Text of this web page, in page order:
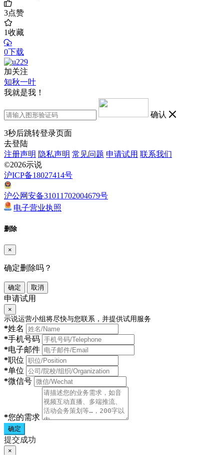
3点赞
1收藏
0下载
加关注
知秋一叶
我就是我！
确认
3秒后跳转登录页面
去登陆
注册声明 隐私声明 常见问题 申请试用 联系我们
©2026示说
沪ICP备18027414号
沪公网安备31011702004679号
电子营业执照
删除
×
确定删除吗？
确定 取消
申请试用
×
示说运营小组将尽快与您联系，并提供试用服务
*姓名
*手机号码
*电子邮件
*职位
*单位
*微信号
*您的需求
确定
提交成功
×